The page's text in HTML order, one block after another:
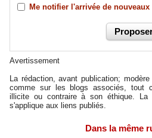
Me notifier l'arrivée de
Avertissement
La rédaction, avant publication;
comme sur les blogs associés, tout
illicite ou contraire à son éthique. La
s'applique aux liens publiés.
Dans la même